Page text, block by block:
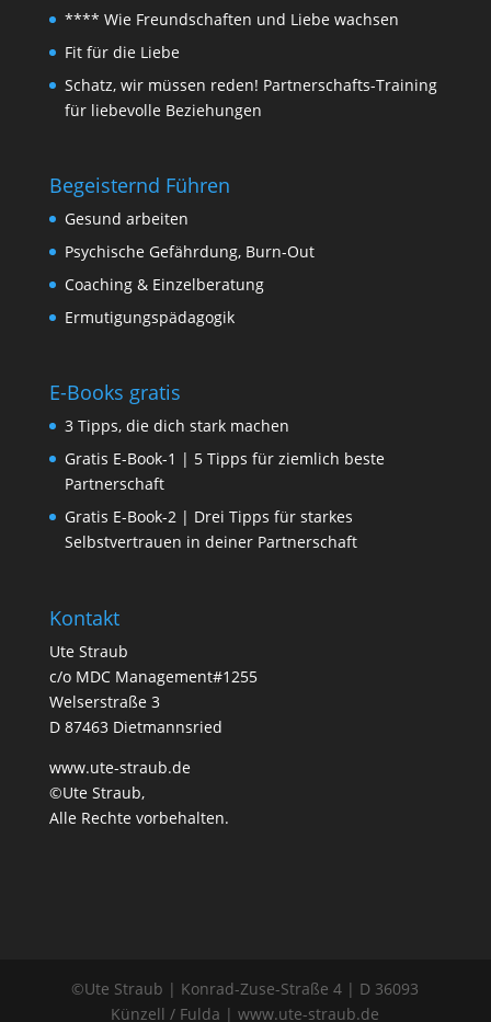
**** Wie Freundschaften und Liebe wachsen
Fit für die Liebe
Schatz, wir müssen reden! Partnerschafts-Training
für liebevolle Beziehungen
Begeisternd Führen
Gesund arbeiten
Psychische Gefährdung, Burn-Out
Coaching & Einzelberatung
Ermutigungspädagogik
E-Books gratis
3 Tipps, die dich stark machen
Gratis E-Book-1 | 5 Tipps für ziemlich beste
Partnerschaft
Gratis E-Book-2 | Drei Tipps für starkes
Selbstvertrauen in deiner Partnerschaft
Kontakt
Ute Straub
c/o MDC Management#1255
Welserstraße 3
D 87463 Dietmannsried
www.ute-straub.de
©Ute Straub,
Alle Rechte vorbehalten.
©Ute Straub | Konrad-Zuse-Straße 4 | D 36093
Künzell / Fulda | www.ute-straub.de